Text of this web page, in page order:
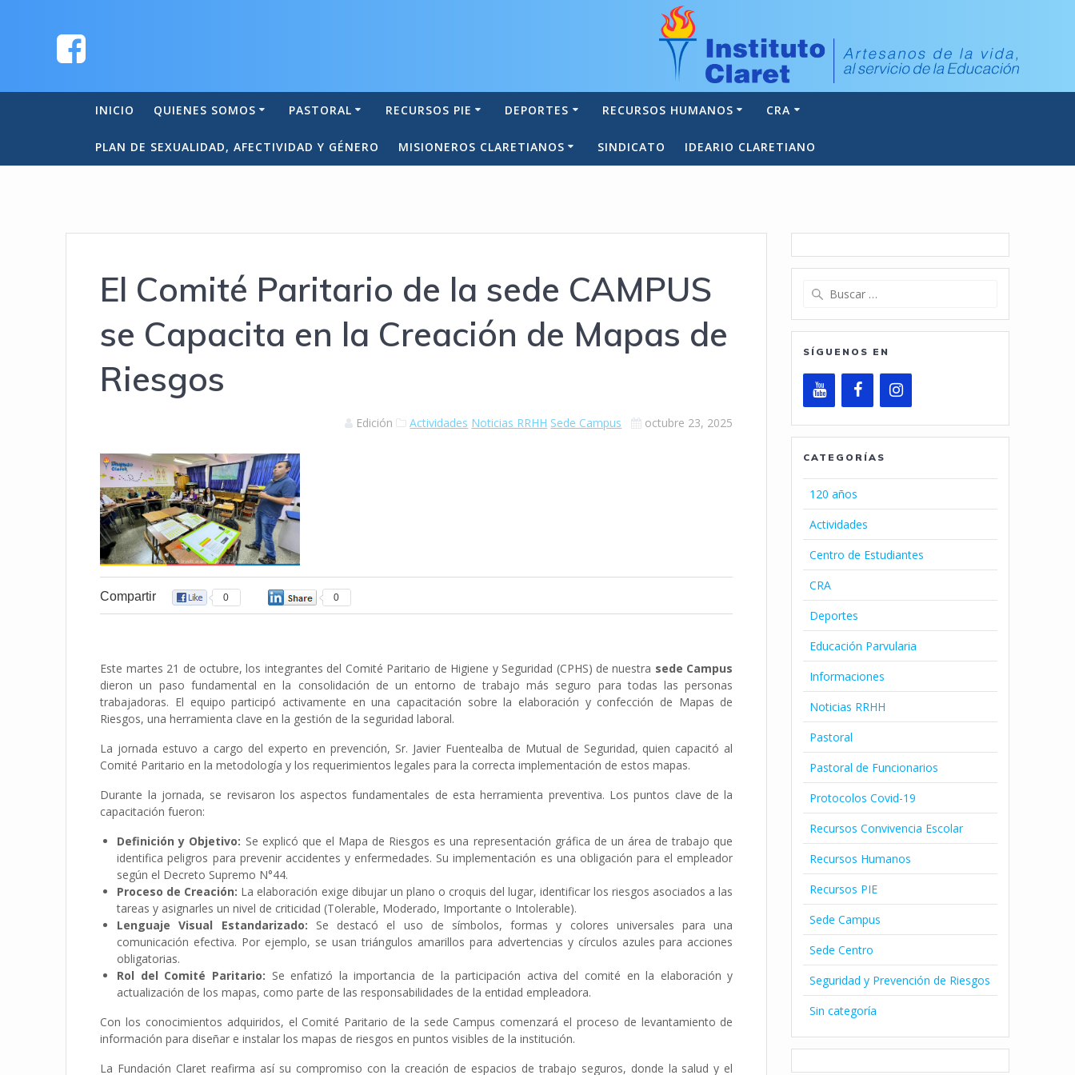
INICIO QUIENES SOMOS PASTORAL RECURSOS PIE DEPORTES RECURSOS HUMANOS CRA
PLAN DE SEXUALIDAD, AFECTIVIDAD Y GÉNERO MISIONEROS CLARETIANOS SINDICATO IDEARIO CLARETIANO
El Comité Paritario de la sede CAMPUS
se Capacita en la Creación de Mapas de
Riesgos
Edición Actividades Noticias RRHH Sede Campus octubre 23, 2025
Compartir 0 0
Este martes 21 de octubre, los integrantes del Comité Paritario de Higiene y Seguridad (CPHS) de nuestra sede Campus
dieron un paso fundamental en la consolidación de un entorno de trabajo más seguro para todas las personas
trabajadoras. El equipo participó activamente en una capacitación sobre la elaboración y confección de Mapas de
Riesgos, una herramienta clave en la gestión de la seguridad laboral.
La jornada estuvo a cargo del experto en prevención, Sr. Javier Fuentealba de Mutual de Seguridad, quien capacitó al
Comité Paritario en la metodología y los requerimientos legales para la correcta implementación de estos mapas.
Durante la jornada, se revisaron los aspectos fundamentales de esta herramienta preventiva. Los puntos clave de la
capacitación fueron:
Definición y Objetivo: Se explicó que el Mapa de Riesgos es una representación gráfica de un área de trabajo que
identifica peligros para prevenir accidentes y enfermedades. Su implementación es una obligación para el empleador
según el Decreto Supremo N°44.
Proceso de Creación: La elaboración exige dibujar un plano o croquis del lugar, identificar los riesgos asociados a las
tareas y asignarles un nivel de criticidad (Tolerable, Moderado, Importante o Intolerable).
Lenguaje Visual Estandarizado: Se destacó el uso de símbolos, formas y colores universales para una
comunicación efectiva. Por ejemplo, se usan triángulos amarillos para advertencias y círculos azules para acciones
obligatorias.
Rol del Comité Paritario: Se enfatizó la importancia de la participación activa del comité en la elaboración y
actualización de los mapas, como parte de las responsabilidades de la entidad empleadora.
Con los conocimientos adquiridos, el Comité Paritario de la sede Campus comenzará el proceso de levantamiento de
información para diseñar e instalar los mapas de riesgos en puntos visibles de la institución.
La Fundación Claret reafirma así su compromiso con la creación de espacios de trabajo seguros, donde la salud y el
Buscar:
SÍGUENOS EN
CATEGORÍAS
120 años
Actividades
Centro de Estudiantes
CRA
Deportes
Educación Parvularia
Informaciones
Noticias RRHH
Pastoral
Pastoral de Funcionarios
Protocolos Covid-19
Recursos Convivencia Escolar
Recursos Humanos
Recursos PIE
Sede Campus
Sede Centro
Seguridad y Prevención de Riesgos
Sin categoría